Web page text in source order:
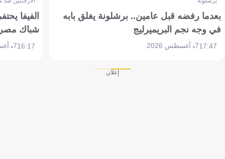
بعدما رفضه قبل عامين.. برشلونة يغلق بابه
في وجه نجم البريميرليج
17:477 أغسطس 2026
الفيفا
شباك
16:177 أغسطس 2026
إعلان